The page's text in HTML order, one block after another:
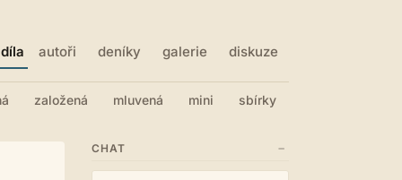
díla autoři deníky galerie diskuze
založená mluvená mini sbírky
CHAT −